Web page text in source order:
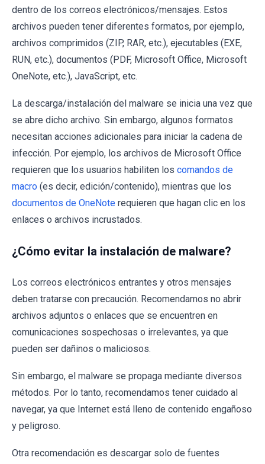
dentro de los correos electrónicos/mensajes. Estos
archivos pueden tener diferentes formatos, por ejemplo,
archivos comprimidos (ZIP, RAR, etc.), ejecutables (EXE,
RUN, etc.), documentos (PDF, Microsoft Office, Microsoft
OneNote, etc.), JavaScript, etc.
La descarga/instalación del malware se inicia una vez que
se abre dicho archivo. Sin embargo, algunos formatos
necesitan acciones adicionales para iniciar la cadena de
infección. Por ejemplo, los archivos de Microsoft Office
requieren que los usuarios habiliten los comandos de
macro (es decir, edición/contenido), mientras que los
documentos de OneNote requieren que hagan clic en los
enlaces o archivos incrustados.
¿Cómo evitar la instalación de malware?
Los correos electrónicos entrantes y otros mensajes
deben tratarse con precaución. Recomendamos no abrir
archivos adjuntos o enlaces que se encuentren en
comunicaciones sospechosas o irrelevantes, ya que
pueden ser dañinos o maliciosos.
Sin embargo, el malware se propaga mediante diversos
métodos. Por lo tanto, recomendamos tener cuidado al
navegar, ya que Internet está lleno de contenido engañoso
y peligroso.
Otra recomendación es descargar solo de fuentes